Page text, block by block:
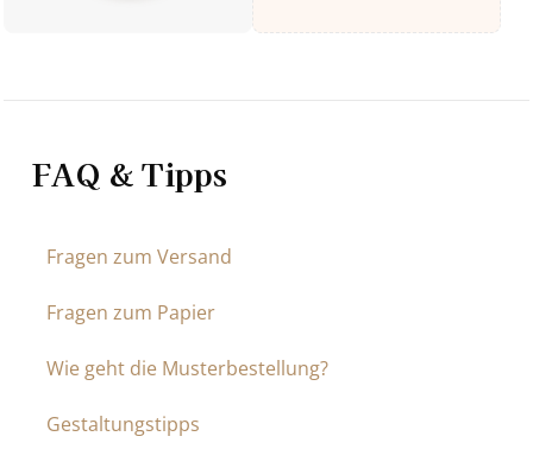
FAQ & Tipps
Fragen zum Versand
Fragen zum Papier
Wie geht die Musterbestellung?
Gestaltungstipps